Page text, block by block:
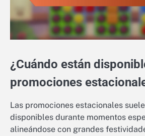
¿Cuándo están
promociones
Las promociones estacionales
disponibles durante momentos
alineándose con grandes